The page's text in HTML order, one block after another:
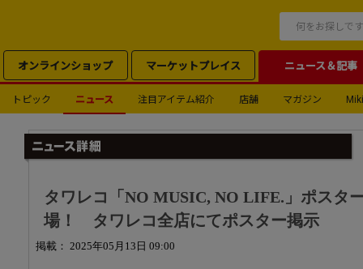
オンラインショップ マーケットプレイス ニュース＆記事
トピック ニュース 注目アイテム紹介 店舗 マガジン
タワレコ「NO MUSIC, NO LIFE.」ポスタ
場！ タワレコ全店にてポスター掲示
掲載： 2025年05月13日 09:00